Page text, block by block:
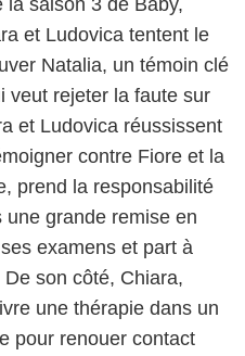
et Ludovica tentent le
Natalia, un témoin clé
veut rejeter la faute sur
et Ludovica réussissent
contre Fiore et la
prend la responsabilité
grande remise en
examens et part à
son côté, Chiara,
une thérapie dans un
pour renouer contact